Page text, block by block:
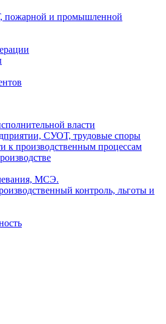
пожарной и промышленной
власти
СУОТ, трудовые споры
к производственным процессам
МСЭ.
контроль, льготы и